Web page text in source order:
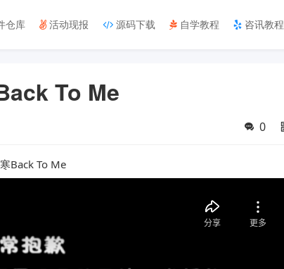
仓库 活动现报 源码下载 自学教程 咨讯教程
To Me
0
Back To Me